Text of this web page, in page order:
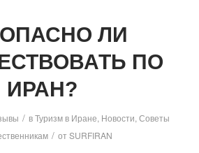
ЛИ
ПО
ИРАН?
/ вТуризм в Иране, Новости, Советы
/ отSURFIRAN